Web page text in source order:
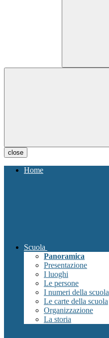
close
Home
Scuola
Panoramica
Presentazione
I luoghi
Le persone
I numeri della scuola
Le carte della scuola
Organizzazione
La storia